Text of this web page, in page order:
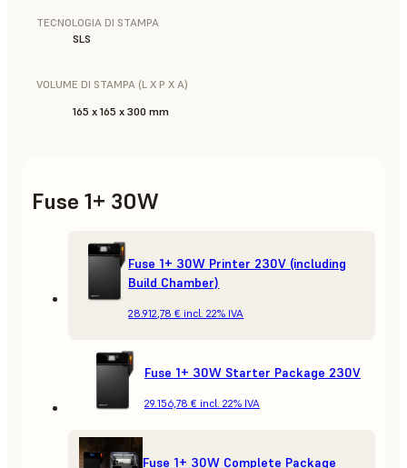
TECNOLOGIA DI STAMPA
SLS
VOLUME DI STAMPA (L X P X A)
165 x 165 x 300 mm
Fuse 1+ 30W
Fuse 1+ 30W Printer 230V (including
Build Chamber)
28.912,78 € incl. 22% IVA
Fuse 1+ 30W Starter Package 230V
29.156,78 € incl. 22% IVA
Fuse 1+ 30W Complete Package